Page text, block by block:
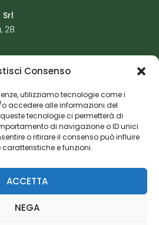
Consenso
utilizziamo tecnologie come i
accedere alle informazioni del
tecnologie ci permetterà di
di navigazione o ID unici
o ritirare il consenso può influire
e funzioni.
ACCETTA
NEGA
28